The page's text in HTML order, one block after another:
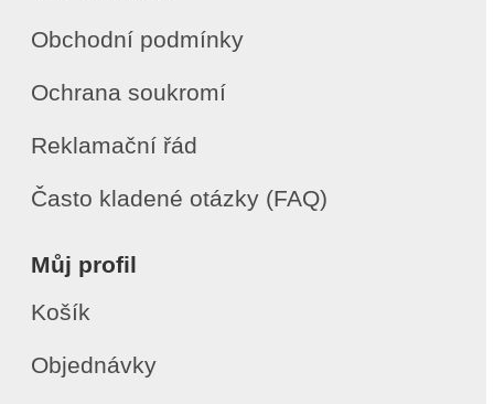
Obchodní podmínky
Ochrana soukromí
Reklamační řád
Často kladené otázky (FAQ)
Můj profil
Košík
Objednávky